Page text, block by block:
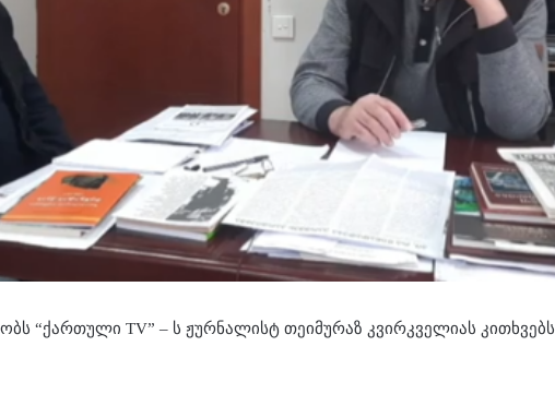
“ქართული TV” – ს ჟურნალისტ თეიმურაზ კვირკველიას კითხვებს